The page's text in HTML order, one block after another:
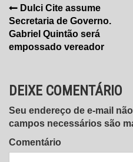
Navegação
de
Post
Dulci Cite assume
Secretaria de Governo.
Gabriel Quintão será
empossado vereador
DEIXE COMENTÁRIO
Seu endereço de e-mail
campos necessários são
Comentário